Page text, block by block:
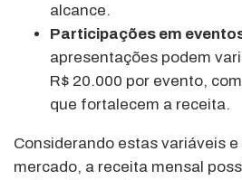
alcance.
Participações em
apresentações podem
R$ 20.000 por evento,
que fortalecem a receita.
Considerando estas variáveis
mercado, a receita mensal